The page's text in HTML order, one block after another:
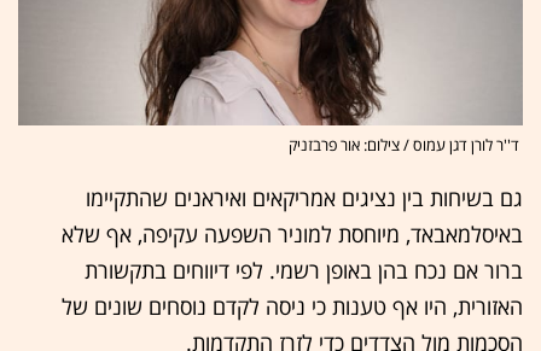
ד''ר לורן דגן עמוס / צילום: אור פרבזניק
גם בשיחות בין נציגים אמריקאים ואיראנים שהתקיימו
באיסלמאבאד, מיוחסת למוניר השפעה עקיפה, אף שלא
ברור אם נכח בהן באופן רשמי. לפי דיווחים בתקשורת
האזורית, היו אף טענות כי ניסה לקדם נוסחים שונים של
הסכמות מול הצדדים כדי לזרז התקדמות.